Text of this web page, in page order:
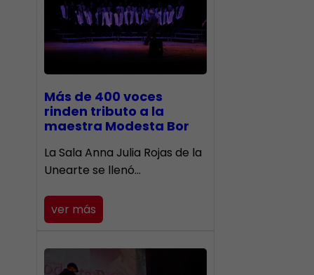
Más de 400 voces
rinden tributo a la
maestra Modesta Bor
​La Sala Anna Julia Rojas de la
Unearte se llenó…
ver más